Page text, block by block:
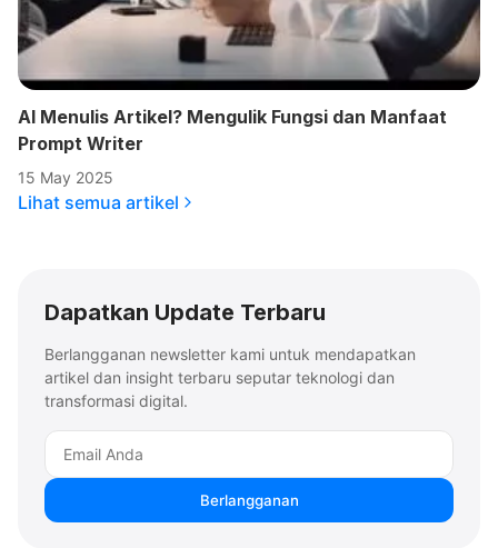
AI Menulis Artikel? Mengulik Fungsi dan Manfaat
Prompt Writer
15 May 2025
Lihat semua artikel
Dapatkan Update Terbaru
Berlangganan newsletter kami untuk mendapatkan
artikel dan insight terbaru seputar teknologi dan
transformasi digital.
Berlangganan